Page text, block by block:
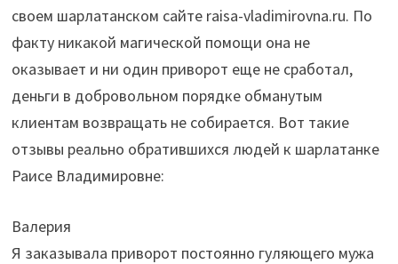
своем шарлатанском сайте raisa-vladimirovna.ru. По
факту никакой магической помощи она не
оказывает и ни один приворот еще не сработал,
деньги в добровольном порядке обманутым
клиентам возвращать не собирается. Вот такие
отзывы реально обратившихся людей к шарлатанке
Раисе Владимировне:
Валерия
Я заказывала приворот постоянно гуляющего мужа